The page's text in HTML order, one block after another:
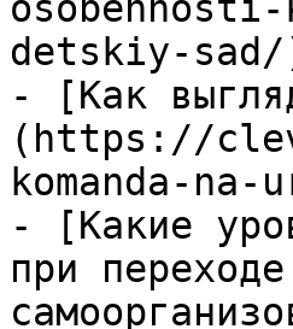
detskiy-sad/
- [Как
(https://
komanda-
- [Какие
при